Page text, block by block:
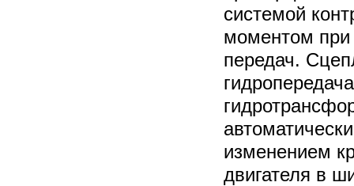
системой
моментом
передач.
изменением
двигателя в